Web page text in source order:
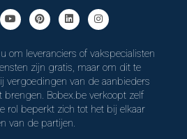
om leveranciers of vakspecialisten
zijn gratis, maar om dit te
vergoedingen van de aanbieders
Bobex.be verkoopt zelf
rol beperkt zich tot het bij elkaar
van de partijen.